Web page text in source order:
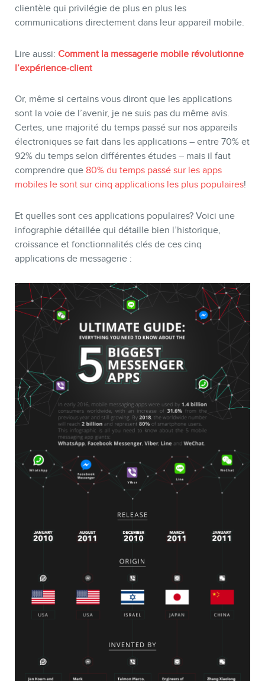
BOUTIQUE
BLOGUE
CONTACT
MEMBRES
clientèle qui privilégie de plus en plus les
communications directement dans leur appareil mobile.
Lire aussi: Comment la messagerie mobile révolutionne
l’expérience-client
Or, même si certains vous diront que les applications
sont la voie de l’avenir, je ne suis pas du même avis.
Certes, une majorité du temps passé sur nos appareils
électroniques se fait dans les applications – entre 70% et
92% du temps selon différentes études – mais il faut
comprendre que 80% du temps passé sur les apps
mobiles le sont sur cinq applications les plus populaires!
Et quelles sont ces applications populaires? Voici une
infographie détaillée qui détaille bien l’historique,
croissance et fonctionnalités clés de ces cinq
applications de messagerie :